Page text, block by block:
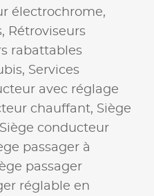
électrochrome,
Rétroviseurs
rabattables
Services
avec réglage
chauffant, Siège
Siège conducteur
passager à
passager
réglable en